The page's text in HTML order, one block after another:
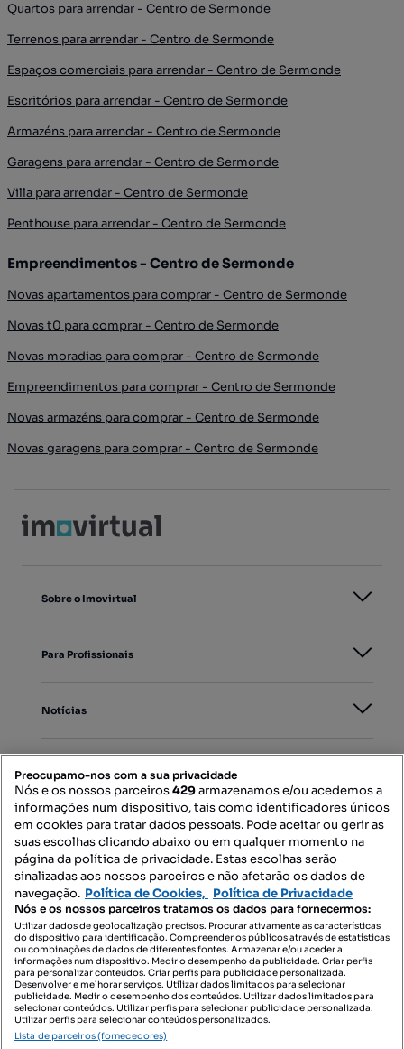
Quartos para arrendar - Centro de Sermonde
Terrenos para arrendar - Centro de Sermonde
Espaços comerciais para arrendar - Centro de Sermonde
Escritórios para arrendar - Centro de Sermonde
Armazéns para arrendar - Centro de Sermonde
Garagens para arrendar - Centro de Sermonde
Villa para arrendar - Centro de Sermonde
Penthouse para arrendar - Centro de Sermonde
Empreendimentos - Centro de Sermonde
Novas apartamentos para comprar - Centro de Sermonde
Novas t0 para comprar - Centro de Sermonde
Novas moradias para comprar - Centro de Sermonde
Empreendimentos para comprar - Centro de Sermonde
Novas armazéns para comprar - Centro de Sermonde
Novas garagens para comprar - Centro de Sermonde
Sobre o Imovirtual
Para Profissionais
Notícias
Mapa do Site
Contacte-nos
SIGA-NOS:
DESCARREGAR NA:
Preocupamo-nos com a sua privacidade
Nós e os nossos parceiros429armazenamos e/ou acedemos a
informações num dispositivo, tais como identificadores únicos
em cookies para tratar dados pessoais. Pode aceitar ou gerir as
suas escolhas clicando abaixo ou em qualquer momento na
página da política de privacidade. Estas escolhas serão
sinalizadas aos nossos parceiros e não afetarão os dados de
navegação. Política de Cookies, Política de Privacidade
Nós e os nossos parceiros tratamos os dados para fornecermos:
Utilizar dados de geolocalização precisos. Procurar ativamente as características
do dispositivo para identificação. Compreender os públicos através de estatísticas
ou combinações de dados de diferentes fontes. Armazenar e/ou aceder a
informações num dispositivo. Medir o desempenho da publicidade. Criar perfis
para personalizar conteúdos. Criar perfis para publicidade personalizada.
Desenvolver e melhorar serviços. Utilizar dados limitados para selecionar
publicidade. Medir o desempenho dos conteúdos. Utilizar dados limitados para
selecionar conteúdos. Utilizar perfis para selecionar publicidade personalizada.
Utilizar perfis para selecionar conteúdos personalizados.
Lista de parceiros (fornecedores)